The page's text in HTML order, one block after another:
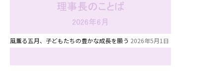
風薫る五月、子どもたちの豊かな成長を願う 2026年5月1日